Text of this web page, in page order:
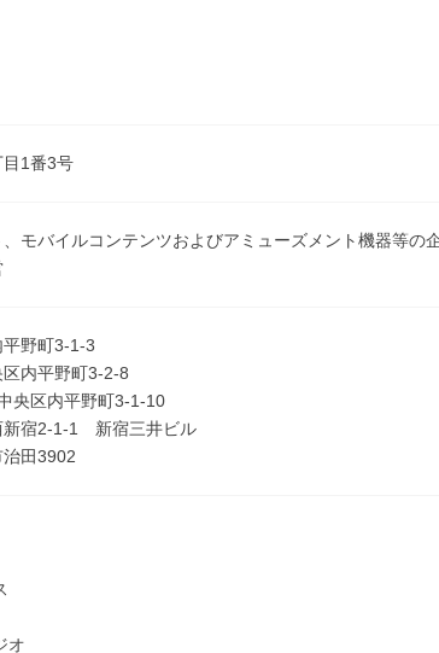
1番3号
モバイルコンテンツおよびアミューズメント機器等の
野町3-1-3
内平野町3-2-8
央区内平野町3-1-10
新宿2-1-1 新宿三井ビル
田3902
オ